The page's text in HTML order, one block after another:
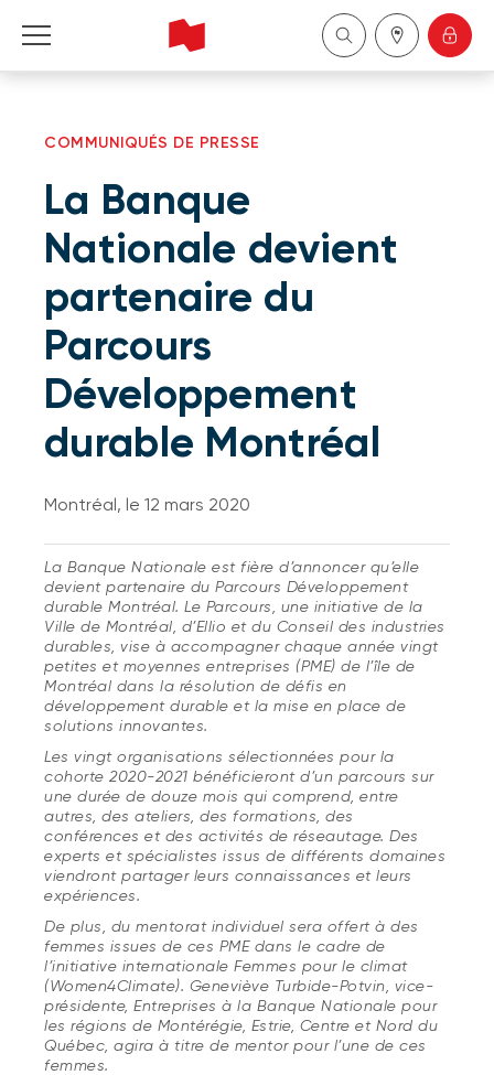
Gestion de patrimoine
À propos de nous
Devenir client
English
COMMUNIQUÉS DE PRESSE
La Banque
Nationale devient
partenaire du
Parcours
Développement
durable Montréal
Montréal, le 12 mars 2020
La Banque Nationale est fière d’annoncer qu’elle
devient partenaire du Parcours Développement
durable Montréal. Le Parcours, une initiative de la
Ville de Montréal, d’Ellio et du Conseil des industries
durables, vise à accompagner chaque année vingt
petites et moyennes entreprises (PME) de l’île de
Montréal dans la résolution de défis en
développement durable et la mise en place de
solutions innovantes.
Les vingt organisations sélectionnées pour la
cohorte 2020-2021 bénéficieront d’un parcours sur
une durée de douze mois qui comprend, entre
autres, des ateliers, des formations, des
conférences et des activités de réseautage. Des
experts et spécialistes issus de différents domaines
viendront partager leurs connaissances et leurs
expériences.
De plus, du mentorat individuel sera offert à des
femmes issues de ces PME dans le cadre de
l’initiative internationale Femmes pour le climat
(Women4Climate). Geneviève Turbide-Potvin, vice-
présidente, Entreprises à la Banque Nationale pour
les régions de Montérégie, Estrie, Centre et Nord du
Québec, agira à titre de mentor pour l’une de ces
femmes.